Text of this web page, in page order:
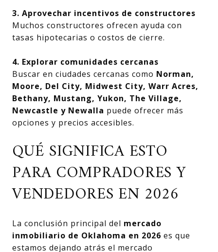
3. Aprovechar incentivos de constructores
Muchos constructores ofrecen ayuda con
tasas hipotecarias o costos de cierre.
4. Explorar comunidades cercanas
Buscar en ciudades cercanas como Norman,
Moore, Del City, Midwest City, Warr Acres,
Bethany, Mustang, Yukon, The Village,
Newcastle y Newalla puede ofrecer más
opciones y precios accesibles.
QUÉ SIGNIFICA ESTO
PARA COMPRADORES Y
VENDEDORES EN 2026
La conclusión principal del mercado
inmobiliario de Oklahoma en 2026 es que
estamos dejando atrás el mercado